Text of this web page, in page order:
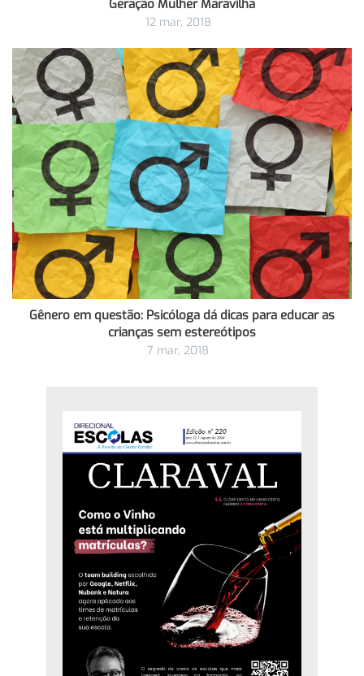
Geração Mulher Maravilha
12 mar, 2018
Gênero em questão: Psicóloga dá dicas para educar as
crianças sem estereótipos
7 mar, 2018